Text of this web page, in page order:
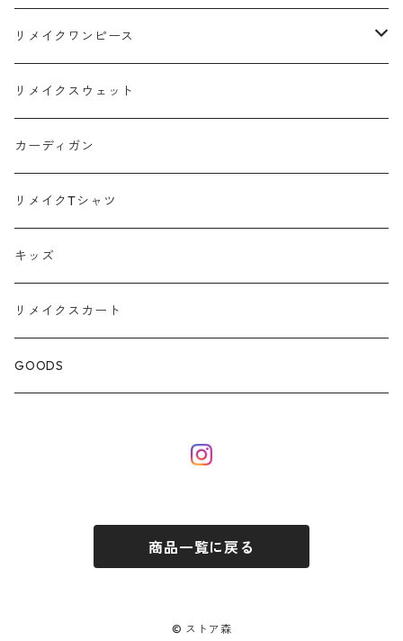
リメイクワンピース
Tシャツ
スウェット
ポロシャツ
リメイクスウェット
カーディガン
リメイクTシャツ
キッズ
リメイクスカート
GOODS
商品一覧に戻る
© ストア森